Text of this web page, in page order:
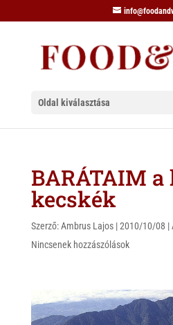
Oldal kiválasztása
BARÁTAIM
kecskék
Szerző:Ambrus Lajos|2010/10/08 |
Nincsenek hozzászólások